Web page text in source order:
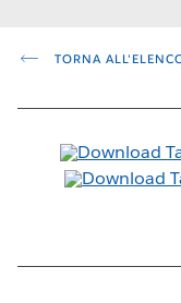
TORNA